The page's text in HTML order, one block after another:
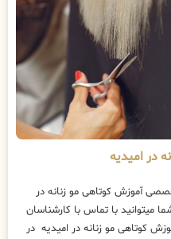
در امیدیه
آموزش کوتاهی مو زنانه در
میتوانید با تماس با کارشناسان
کوتاهی مو زنانه در امیدیه در